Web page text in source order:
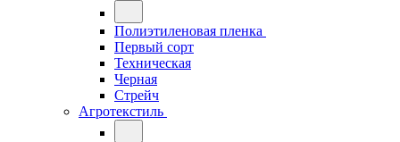
Полиэтиленовая пленка
Первый сорт
Техническая
Черная
Стрейч
Агротекстиль